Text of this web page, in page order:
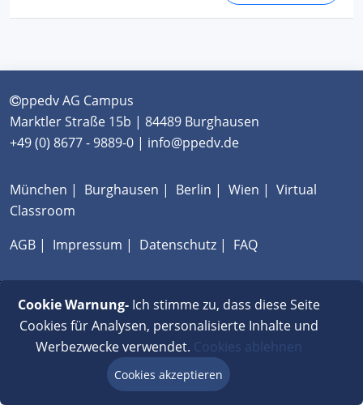
ppedv AG Campus
Marktler Straße 15b | 84489 Burghausen
+49 (0) 8677 - 9889-0 | info@ppedv.de
München | Burghausen | Berlin | Wien | Virtual
Classroom
AGB | Impressum | Datenschutz | FAQ
Cookie Warnung-Ich stimme zu, dass diese Seite
Cookies für Analysen, personalisierte Inhalte und
Werbezwecke verwendet. Cookies ablehnen
Cookies akzeptieren